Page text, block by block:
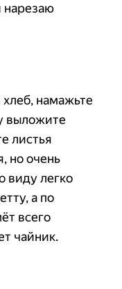
нарезаю
намажьте
выложите
листья
но очень
виду легко
а по
всего
чайник.